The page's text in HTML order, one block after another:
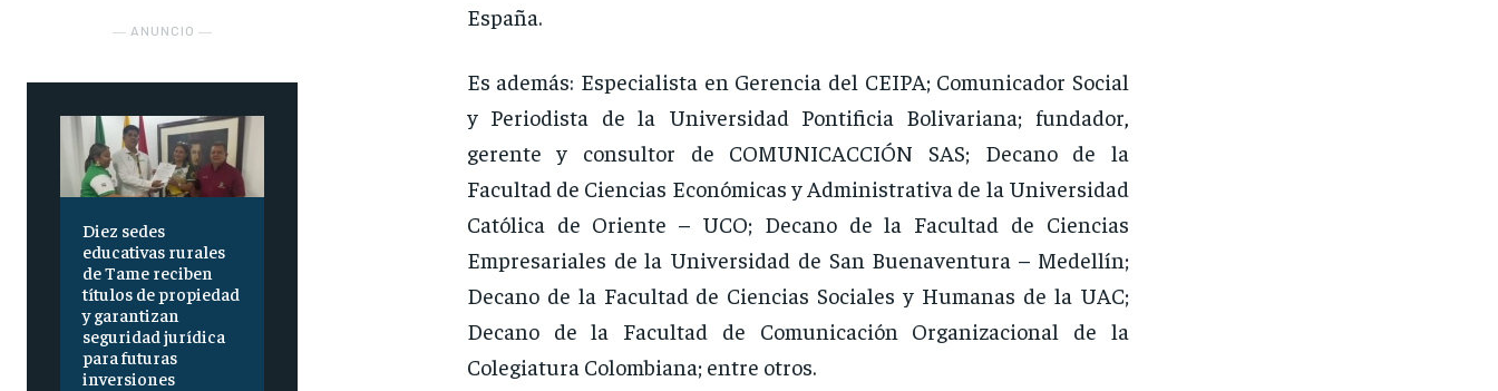
― ANUNCIO ―
Diez sedes
educativas rurales
de Tame reciben
títulos de propiedad
y garantizan
seguridad jurídica
para futuras
inversiones
España.
Es además: Especialista en Gerencia del CEIPA; Comunicador Social
y Periodista de la Universidad Pontificia Bolivariana; fundador,
gerente y consultor de COMUNICACCIÓN SAS; Decano de la
Facultad de Ciencias Económicas y Administrativa de la Universidad
Católica de Oriente – UCO; Decano de la Facultad de Ciencias
Empresariales de la Universidad de San Buenaventura – Medellín;
Decano de la Facultad de Ciencias Sociales y Humanas de la UAC;
Decano de la Facultad de Comunicación Organizacional de la
Colegiatura Colombiana; entre otros.